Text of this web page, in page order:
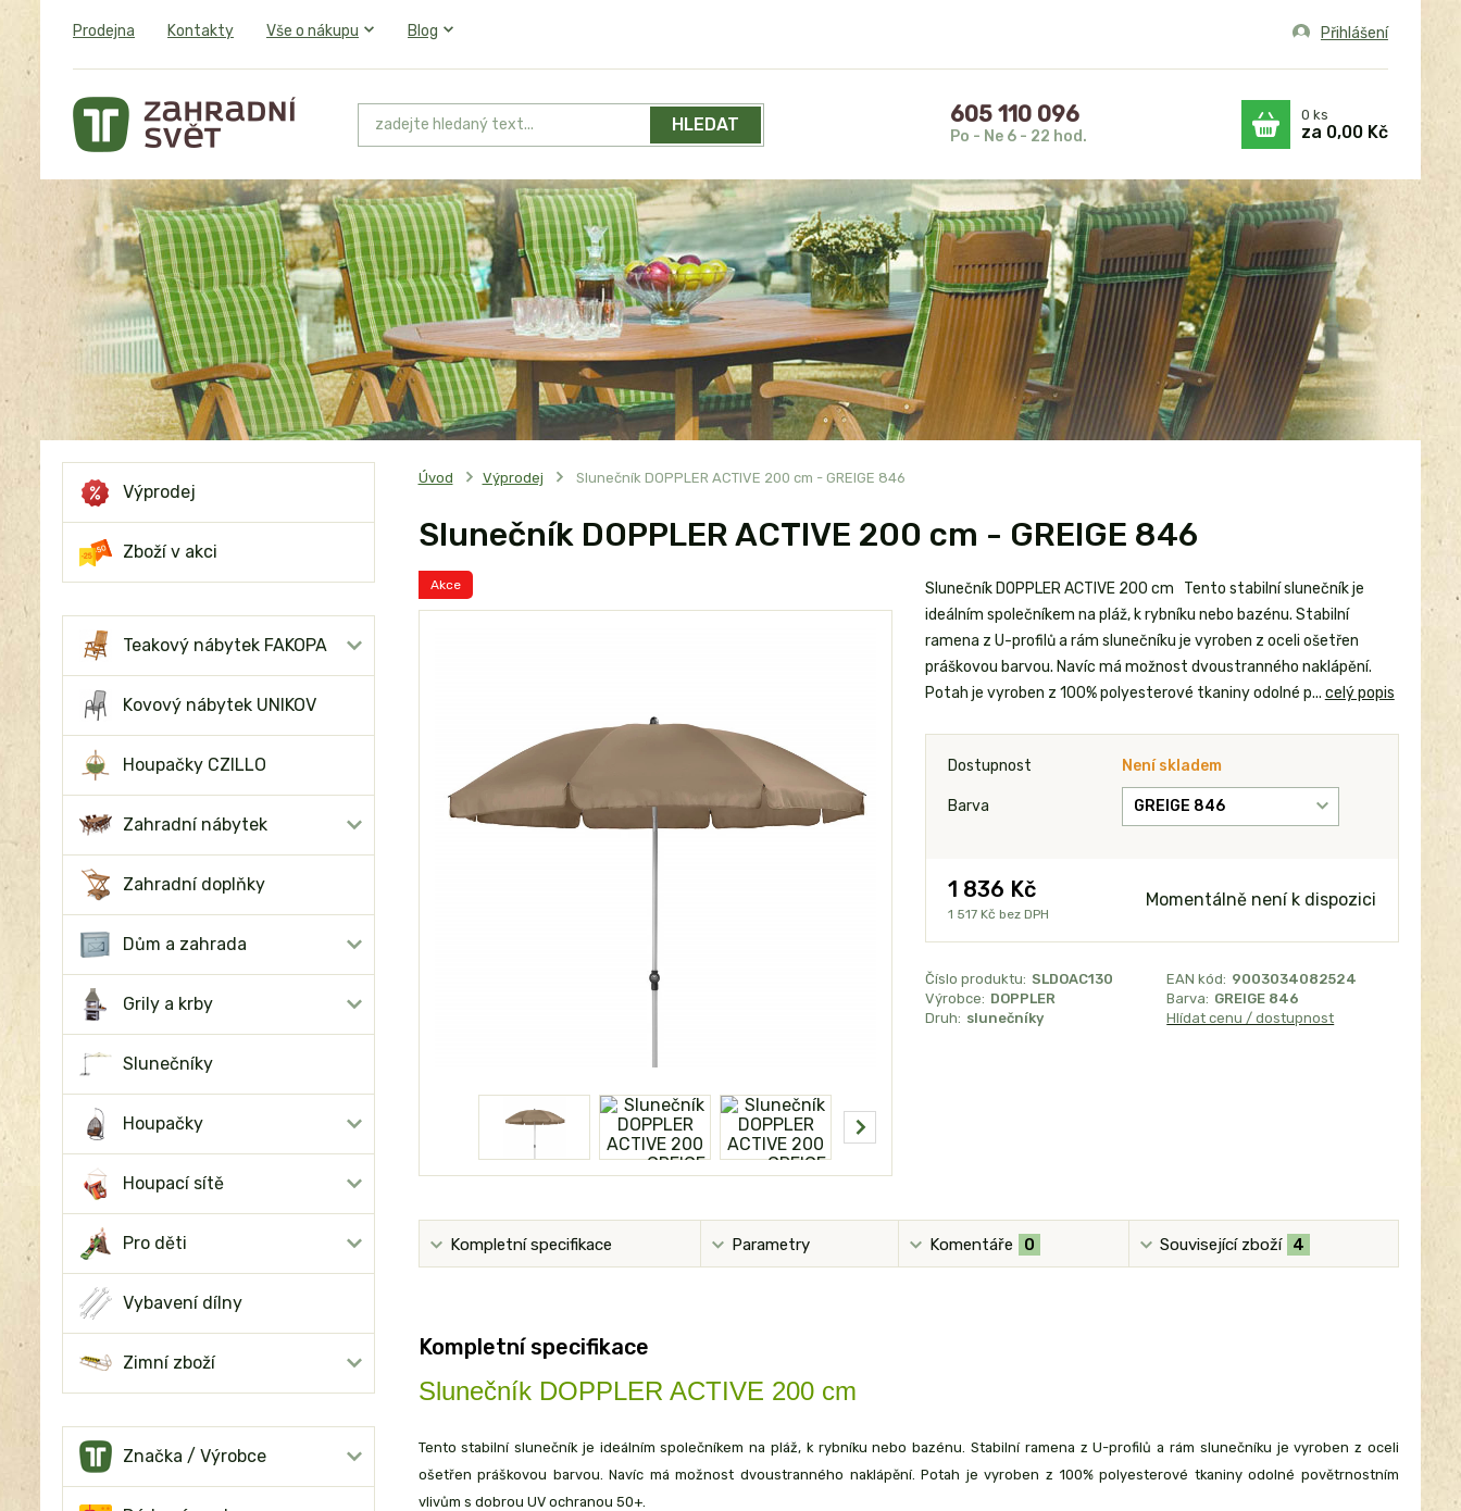
Prodejna Kontakty Vše o nákupu Blog Přihlášení
HLEDAT 605 110 096
Po - Ne 6 - 22 hod.
0 ks
za 0,00 Kč
Výprodej
Zboží v akci
Teakový nábytek FAKOPA
Kovový nábytek UNIKOV
Houpačky CZILLO
Zahradní nábytek
Zahradní doplňky
Dům a zahrada
Grily a krby
Slunečníky
Houpačky
Houpací sítě
Pro děti
Vybavení dílny
Zimní zboží
Značka / Výrobce
Úvod Výprodej Slunečník DOPPLER ACTIVE 200 cm - GREIGE 846
Slunečník DOPPLER ACTIVE 200 cm - GREIGE 846
Akce
Slunečník DOPPLER ACTIVE 200 cm Tento stabilní slunečník je
ideálním společníkem na pláž, k rybníku nebo bazénu. Stabilní
ramena z U-profilů a rám slunečníku je vyroben z oceli ošetřen
práškovou barvou. Navíc má možnost dvoustranného naklápění.
Potah je vyroben z 100% polyesterové tkaniny odolné p... celý popis
Dostupnost Není skladem
Barva
1 836 Kč
1 517 Kč bez DPH
Momentálně není k dispozici
Číslo produktu: SLDOAC130 EAN kód: 9003034082524
Výrobce: DOPPLER Barva: GREIGE 846
Druh: slunečníky Hlídat cenu / dostupnost
Kompletní specifikace Parametry Komentáře 0 Související zboží 4
Kompletní specifikace
Slunečník DOPPLER ACTIVE 200 cm
Tento stabilní slunečník je ideálním společníkem na pláž, k rybníku nebo bazénu. Stabilní ramena z U-profilů a rám slunečníku je vyroben z oceli
ošetřen práškovou barvou. Navíc má možnost dvoustranného naklápění. Potah je vyroben z 100% polyesterové tkaniny odolné povětrnostním
vlivům s dobrou UV ochranou 50+.